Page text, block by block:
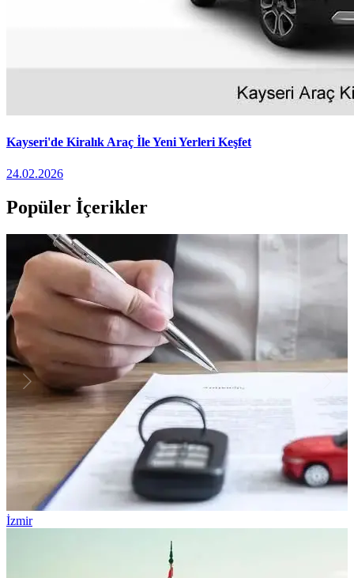
Kayseri'de Kiralık Araç İle Yeni Yerleri Keşfet
24.02.2026
Popüler İçerikler
İzmir